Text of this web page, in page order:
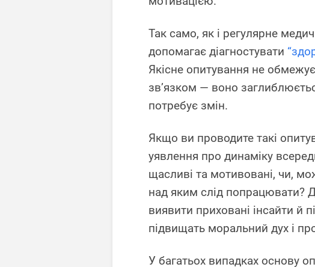
Так само, як і регулярне
допомагає діагностувати
Якісне опитування не
зв’язком — воно
потребує змін.
Якщо ви проводите такі
уявлення про динаміку
щасливі та мотивовані, чи,
над яким слід попрацювати?
виявити приховані інсайти й
підвищать моральний дух і
У багатьох випадках основу